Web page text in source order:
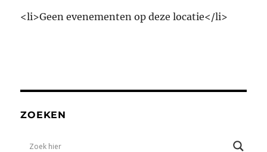
<li>Geen evenementen op deze locatie</li>
ZOEKEN